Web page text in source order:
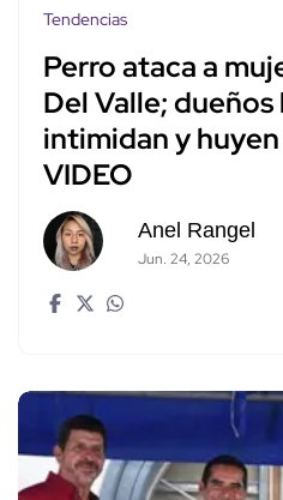
Tendencias
Perro ataca a
Del Valle; dueños
intimidan y
VIDEO
Anel Rangel
Jun. 24, 2026